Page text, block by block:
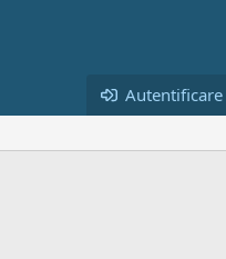
Autentificare